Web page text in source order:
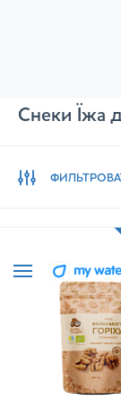
Снеки Їжа